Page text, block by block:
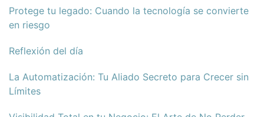
Protege tu legado: Cuando la tecnología se convierte
en riesgo
Reflexión del día
La Automatización: Tu Aliado Secreto para Crecer sin
Límites